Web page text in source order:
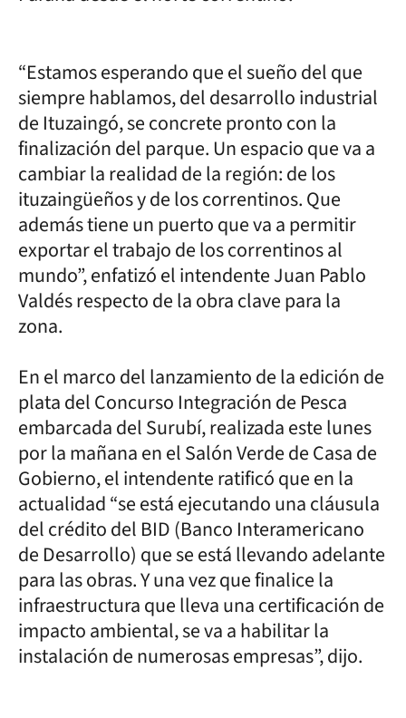
“Estamos esperando que el sueño del que
siempre hablamos, del desarrollo industrial
de Ituzaingó, se concrete pronto con la
finalización del parque. Un espacio que va a
cambiar la realidad de la región: de los
ituzaingüeños y de los correntinos. Que
además tiene un puerto que va a permitir
exportar el trabajo de los correntinos al
mundo”, enfatizó el intendente Juan Pablo
Valdés respecto de la obra clave para la
zona.
En el marco del lanzamiento de la edición de
plata del Concurso Integración de Pesca
embarcada del Surubí, realizada este lunes
por la mañana en el Salón Verde de Casa de
Gobierno, el intendente ratificó que en la
actualidad “se está ejecutando una cláusula
del crédito del BID (Banco Interamericano
de Desarrollo) que se está llevando adelante
para las obras. Y una vez que finalice la
infraestructura que lleva una certificación de
impacto ambiental, se va a habilitar la
instalación de numerosas empresas”, dijo.